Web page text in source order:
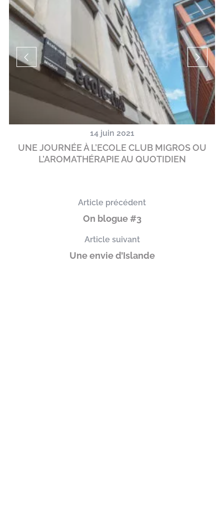
14 juin 2021
UNE JOURNÉE À L’ECOLE CLUB MIGROS OU
L’AROMATHÉRAPIE AU QUOTIDIEN
Article précédent
On blogue #3
Article suivant
Une envie d’Islande